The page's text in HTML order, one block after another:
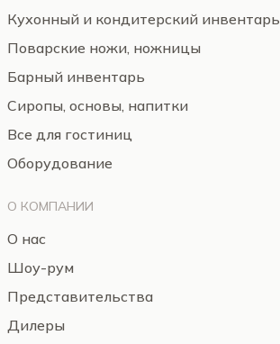
Кухонный и кондитерский инвентарь
Поварские ножи, ножницы
Барный инвентарь
Сиропы, основы, напитки
Все для гостиниц
Оборудование
О КОМПАНИИ
О нас
Шоу-рум
Представительства
Дилеры